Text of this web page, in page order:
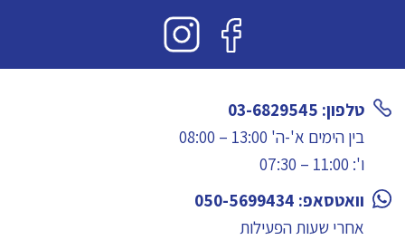
טלפון: 03-6829545
בין הימים א'-ה' 13:00 – 08:00
ו': 11:00 – 07:30
וואטסאפ: 050-5699434
אחרי שעות הפעילות